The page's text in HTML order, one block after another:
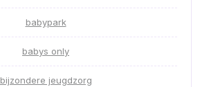
babypark
babys only
bijzondere jeugdzorg